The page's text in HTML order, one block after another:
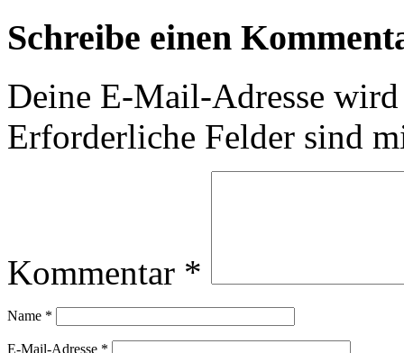
Schreibe einen
Deine E-Mail-Adresse
Erforderliche Felder sind
Kommentar *
Name *
E-Mail-Adresse *